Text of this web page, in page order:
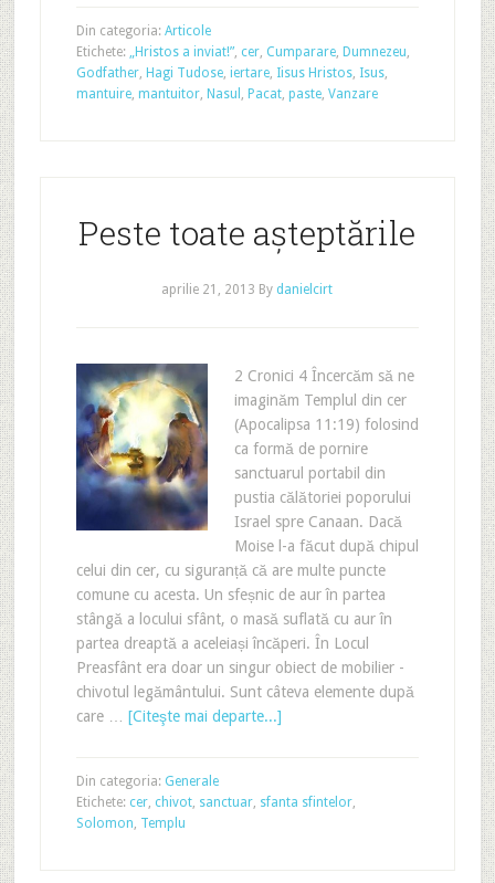
Din categoria: Articole
Etichete: „Hristos a inviat!”, cer, Cumparare, Dumnezeu,
Godfather, Hagi Tudose, iertare, Iisus Hristos, Isus,
mantuire, mantuitor, Nasul , Pacat, paste, Vanzare
Peste toate așteptările
aprilie 21, 2013 By danielcirt
2 Cronici 4 Încercăm să ne
imaginăm Templul din cer
(Apocalipsa 11:19) folosind
ca formă de pornire
sanctuarul portabil din
pustia călătoriei poporului
Israel spre Canaan. Dacă
Moise l-a făcut după chipul
celui din cer, cu siguranță că are multe puncte
comune cu acesta. Un sfeșnic de aur în partea
stângă a locului sfânt, o masă suflată cu aur în
partea dreaptă a aceleiași încăperi. În Locul
Preasfânt era doar un singur obiect de mobilier -
chivotul legământului. Sunt câteva elemente după
care … [Citeşte mai departe...]
Din categoria: Generale
Etichete: cer, chivot, sanctuar, sfanta sfintelor,
Solomon, Templu